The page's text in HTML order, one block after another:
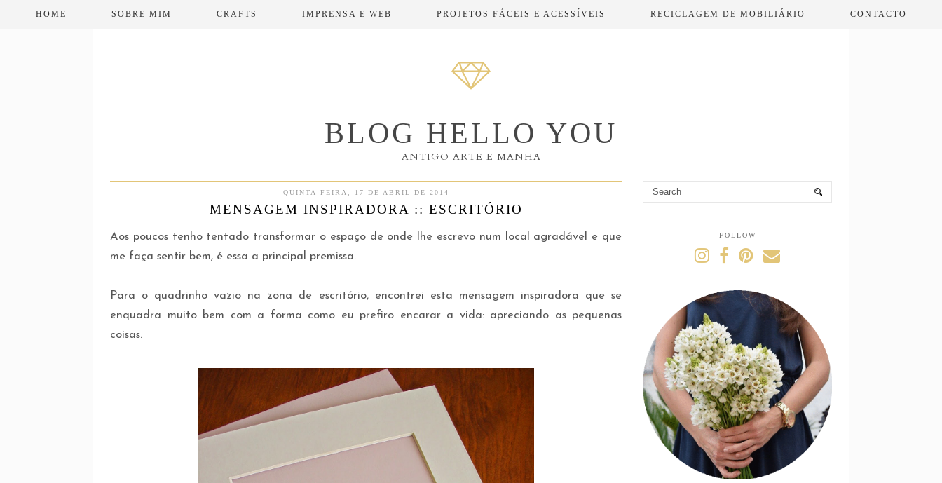
HOME SOBRE MIM CRAFTS IMPRENSA E WEB PROJETOS FÁCEIS E ACESSÍVEIS RECICLAGEM DE MOBILIÁRIO CONTACTO
BLOG HELLO YOU
ANTIGO ARTE E MANHA
QUINTA-FEIRA, 17 DE ABRIL DE 2014
MENSAGEM INSPIRADORA :: ESCRITÓRIO
Aos poucos tenho tentado transformar o espaço de onde lhe escrevo num local agradável e que
me faça sentir bem, é essa a principal premissa.
Para o quadrinho vazio na zona de escritório, encontrei esta mensagem inspiradora que se
enquadra muito bem com a forma como eu prefiro encarar a vida: apreciando as pequenas
coisas.
FOLLOW